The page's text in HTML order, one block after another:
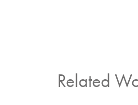
Related